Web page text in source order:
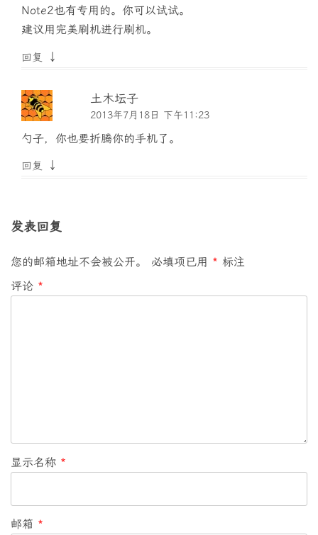
Note2也有专用的。你可以试试。
建议用完美刷机进行刷机。
回复 ↓
土木坛子
2013年7月18日 下午11:23
勺子，你也要折腾你的手机了。
回复 ↓
发表回复
您的邮箱地址不会被公开。 必填项已用 * 标注
评论 *
显示名称 *
邮箱 *